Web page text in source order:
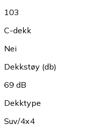
103
C-dekk
Nei
Dekkstøy (db)
69 dB
Dekktype
Suv/4x4